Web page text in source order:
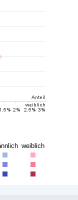
weiblich